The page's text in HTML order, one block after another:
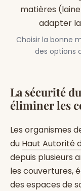
Choisir la bonne
des options
La sécurité
éliminer les
Les organismes
du Haut Autorité
depuis plusieurs
les couvertures,
des espaces de